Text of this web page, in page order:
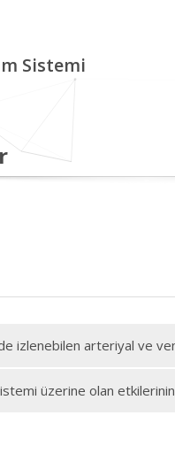
Sistemi
izlenebilen arteriyal ve
üzerine olan